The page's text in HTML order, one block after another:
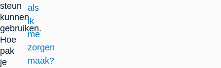
steun
kunnen
gebruiken.
Hoe
pak
je
als
ik
me
zorgen
maak?